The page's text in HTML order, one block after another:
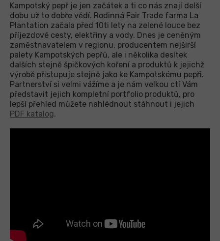
Kampotský pepř je jen začátek a ti co nás znají delší
dobu už to dobře vědí. Rodinná Fair Trade farma La
Plantation začala před 10ti lety na zelené louce bez
příjezdové cesty, elektřiny a vody. Dnes je ceněným
zaměstnavatelem v regionu, producentem nejširší
palety Kampotských pepřů, ale i několika desítek
dalších stejně špičkových koření a produktů k jejichž
výrobě přistupuje stejně jako ke Kampotskému pepři.
Partnerství si velmi vážíme a je nám velkou ctí Vám
představit jejich kompletní portfolio produktů, pro
lepší přehled můžete nahlédnout stáhnout i jejich
PDF katalog.